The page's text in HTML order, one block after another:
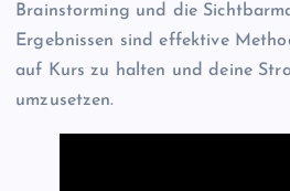
Brainstorming und die
Ergebnissen sind effektive
auf Kurs zu halten und deine
umzusetzen.